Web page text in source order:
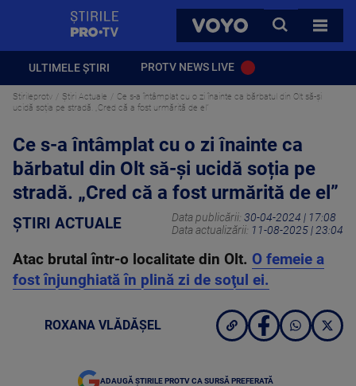
VOYO
CAUTA
TOATE
ULTIMELE ȘTIRI PROTV NEWS LIVE
Stirileprotv Știri Actuale
Ce s-a întâmplat cu o zi înainte ca bărbatul din Olt să-și
ucidă soția pe stradă. „Cred că a fost urmărită de el”
Ce s-a întâmplat cu o zi înainte ca
bărbatul din Olt să-și ucidă soția pe
stradă. „Cred că a fost urmărită de el”
ȘTIRI ACTUALE Data publicării: 30-04-2024 | 17:08
Data actualizării: 11-08-2025 | 23:04
Atac brutal într-o localitate din Olt. O femeie a
fost înjunghiată în plină zi de soţul ei.
ROXANA VLĂDĂȘEL
ADAUGĂ ȘTIRILE PROTV CA SURSĂ PREFERATĂ